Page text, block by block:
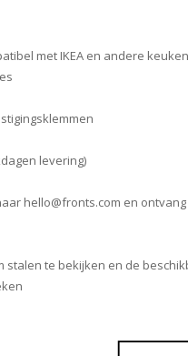
met IKEA en andere
levering)
hello@fronts.com en
stalen te bekijken en de